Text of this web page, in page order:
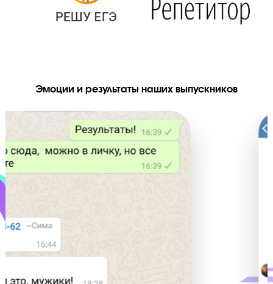
пользуются крупнейшие сайты
подготовки: